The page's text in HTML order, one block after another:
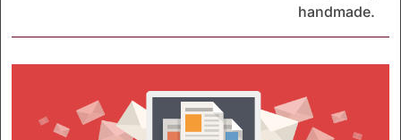
handmade.